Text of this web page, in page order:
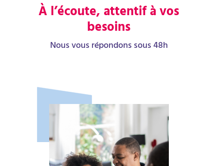
À l’écoute, attentif à vos
besoins
Nous vous répondons sous 48h